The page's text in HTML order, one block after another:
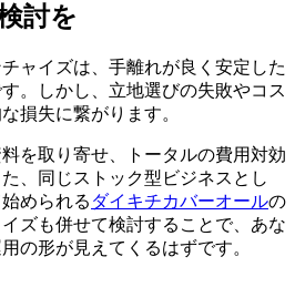
討を
ャイズは、手離れが良く安定した
。しかし、立地選びの失敗やコス
損失に繋がります。
を取り寄せ、トータルの費用対効
、同じストック型ビジネスとし
められる ダイキチカバーオールの
ズも併せて検討することで、あな
の形が見えてくるはずです。